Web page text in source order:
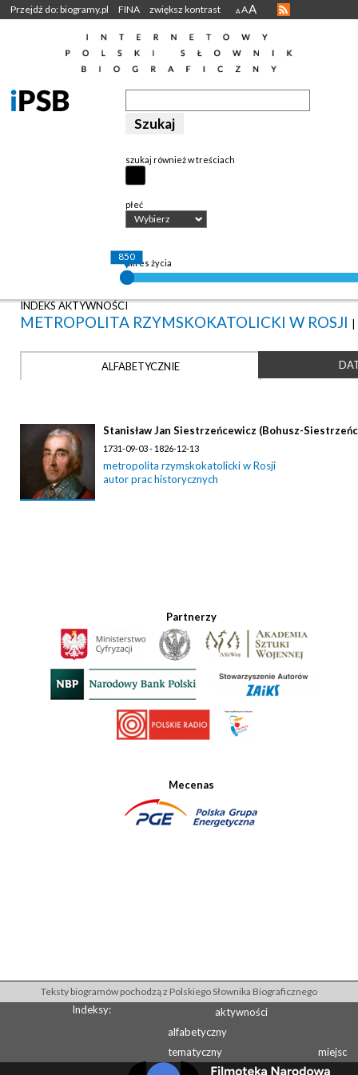
Przejdź do: biogramy.pl FINA zwiększ kontrast A AA
szukaj również w treściach
płeć
Wybierz
okres życia
850
INDEKS AKTYWNOŚCI
METROPOLITA RZYMSKOKATOLICKI W ROSJI |
ALFABETYCZNIE
Stanisław Jan Siestrzeńcewicz (Bohusz-
1731-09-03 - 1826-12-13
metropolita rzymskokatolicki w Rosji
autor prac historycznych
Partnerzy
Mecenas
Teksty biogramów pochodzą z Polskiego Słownika Biograficznego
Indeksy:
aktywności
alfabetyczny
tematyczny
miejsc